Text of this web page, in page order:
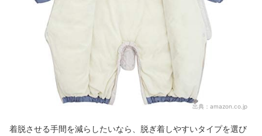
出典： amazon.co.jp
着脱させる手間を減らしたいなら、脱ぎ着しやすいタイプを選び